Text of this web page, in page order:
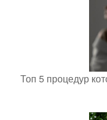
Топ 5 процедур